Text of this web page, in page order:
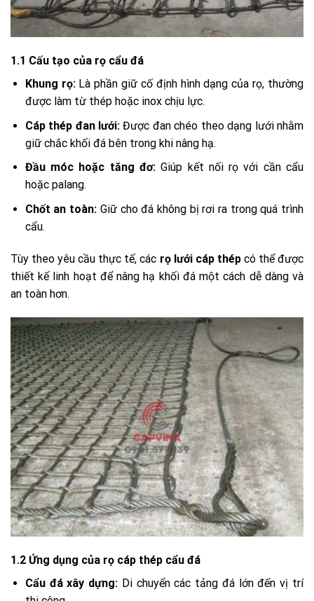
1.1 Cấu tạo của rọ cẩu đá
Khung rọ:Là phần giữ cố định hình dạng của rọ, thường
được làm từ thép hoặc inox chịu lực.
Cáp thép đan lưới: Được đan chéo theo dạng lưới nhằm
giữ chắc khối đá bên trong khi nâng hạ.
Đầu móc hoặc tăng đơ:Giúp kết nối rọ với cần cẩu
hoặc palang.
Chốt an toàn: Giữ cho đá không bị rơi ra trong quá trình
cẩu.
Tùy theo yêu cầu thực tế, các rọ lưới cáp thépcó thể được
thiết kế linh hoạt để nâng hạ khối đá một cách dễ dàng và
an toàn hơn.
1.2 Ứng dụng của rọ cáp thép cẩu đá
Cẩu đá xây dựng: Di chuyển các tảng đá lớn đến vị trí